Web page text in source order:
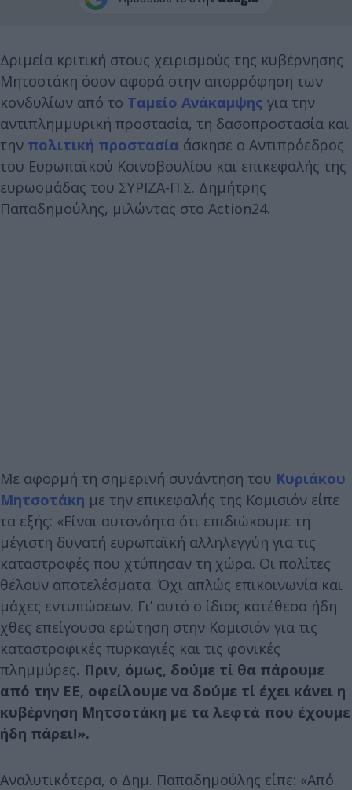
Δριμεία κριτική στους χειρισμούς της κυβέρνησης
Μητσοτάκη όσον αφορά στην απορρόφηση των
κονδυλίων από το Ταμείο Ανάκαμψης για την
αντιπλημμυρική προστασία, τη δασοπροστασία και
την πολιτική προστασία άσκησε ο Αντιπρόεδρος
του Ευρωπαϊκού Κοινοβουλίου και επικεφαλής της
ευρωομάδας του ΣΥΡΙΖΑ-Π.Σ. Δημήτρης
Παπαδημούλης, μιλώντας στο Action24.
Με αφορμή τη σημερινή συνάντηση του Κυριάκου
Μητσοτάκη με την επικεφαλής της Κομισιόν είπε
τα εξής: «Είναι αυτονόητο ότι επιδιώκουμε τη
μέγιστη δυνατή ευρωπαϊκή αλληλεγγύη για τις
καταστροφές που χτύπησαν τη χώρα. Οι πολίτες
θέλουν αποτελέσματα. Όχι απλώς επικοινωνία και
μάχες εντυπώσεων. Γι’ αυτό ο ίδιος κατέθεσα ήδη
χθες επείγουσα ερώτηση στην Κομισιόν για τις
καταστροφικές πυρκαγιές και τις φονικές
πλημμύρες. Πριν, όμως, δούμε τί θα πάρουμε
από την ΕΕ, οφείλουμε να δούμε τί έχει κάνει η
κυβέρνηση Μητσοτάκη με τα λεφτά που έχουμε
ήδη πάρει!».
Αναλυτικότερα, ο Δημ. Παπαδημούλης είπε: «Από